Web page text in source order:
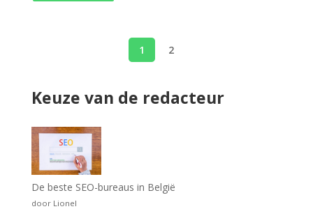
1 2
Keuze van de redacteur
De beste SEO-bureaus in België
door Lionel